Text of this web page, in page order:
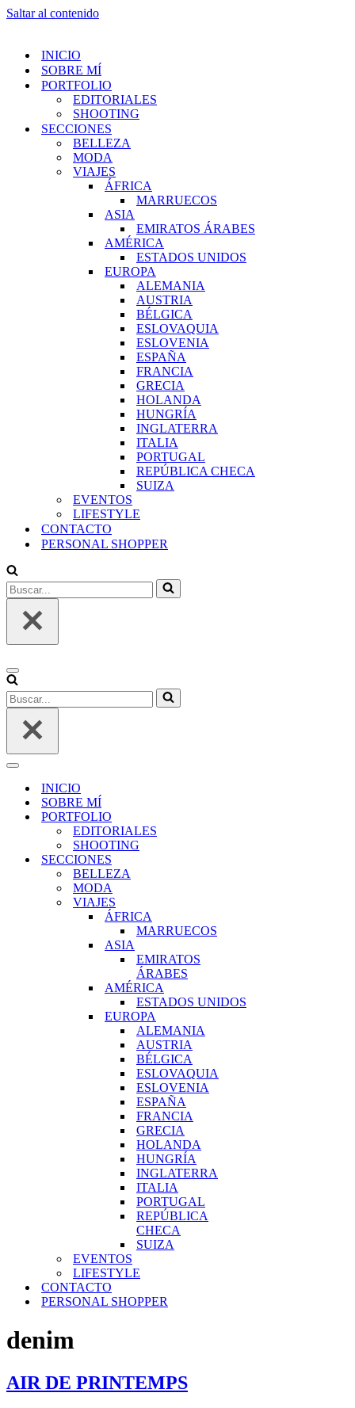
Saltar al contenido
INICIO
SOBRE MÍ
PORTFOLIO
EDITORIALES
SHOOTING
SECCIONES
BELLEZA
MODA
VIAJES
ÁFRICA
MARRUECOS
ASIA
EMIRATOS ÁRABES
AMÉRICA
ESTADOS UNIDOS
EUROPA
ALEMANIA
AUSTRIA
BÉLGICA
ESLOVAQUIA
ESLOVENIA
ESPAÑA
FRANCIA
GRECIA
HOLANDA
HUNGRÍA
INGLATERRA
ITALIA
PORTUGAL
REPÚBLICA CHECA
SUIZA
EVENTOS
LIFESTYLE
CONTACTO
PERSONAL SHOPPER
Buscar...
Menú
de
navegación
Buscar...
Menú
navegación
INICIO
SOBRE MÍ
PORTFOLIO
EDITORIALES
SHOOTING
SECCIONES
BELLEZA
MODA
VIAJES
ÁFRICA
MARRUECOS
ASIA
EMIRATOS
ÁRABES
AMÉRICA
ESTADOS UNIDOS
EUROPA
ALEMANIA
AUSTRIA
BÉLGICA
ESLOVAQUIA
ESLOVENIA
ESPAÑA
FRANCIA
GRECIA
HOLANDA
HUNGRÍA
INGLATERRA
ITALIA
PORTUGAL
REPÚBLICA
CHECA
SUIZA
EVENTOS
LIFESTYLE
CONTACTO
PERSONAL SHOPPER
denim
AIR DE PRINTEMPS